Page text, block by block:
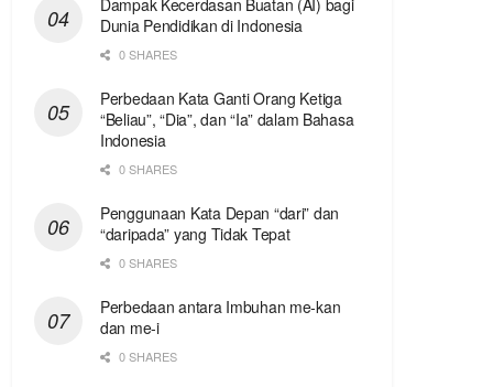
Dampak Kecerdasan Buatan (AI) bagi
Dunia Pendidikan di Indonesia
0 SHARES
Perbedaan Kata Ganti Orang Ketiga
“Beliau”, “Dia”, dan “Ia” dalam Bahasa
Indonesia
0 SHARES
Penggunaan Kata Depan “dari” dan
“daripada” yang Tidak Tepat
0 SHARES
Perbedaan antara Imbuhan me-kan
dan me-i
0 SHARES